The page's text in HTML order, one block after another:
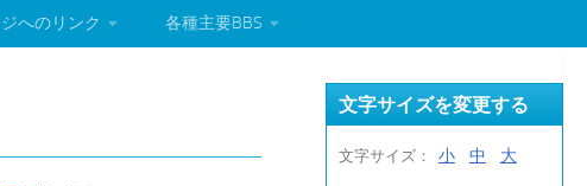
へのリンク 各種主要BBS
文字サイズを変更する
文字サイズ： 小 中 大